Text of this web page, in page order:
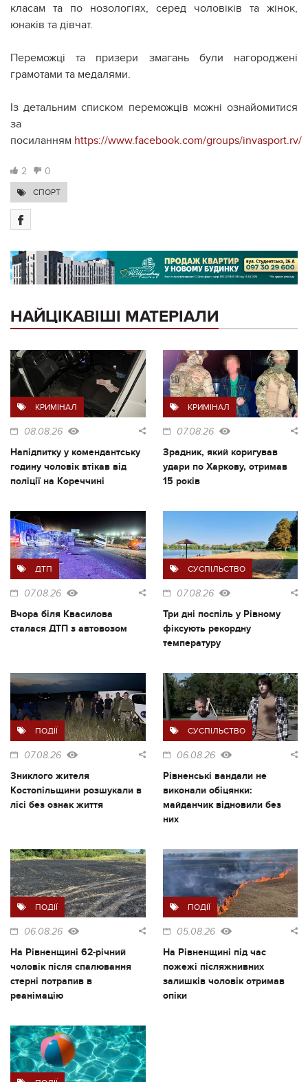
класам та по нозологіях, серед чоловіків та жінок,
юнаків та дівчат.
Переможці та призери змагань були нагороджені
грамотами та медалями.
Із детальним списком переможців можні ознайомитися
за
посиланням https://www.facebook.com/groups/invasport.rv/
2 0
СПОРТ
НАЙЦІКАВІШІ МАТЕРІАЛИ
КРИМІНАЛ
08.08.26
Напідпитку у комендантську
годину чоловік втікав від
поліції на Кореччині
КРИМІНАЛ
07.08.26
Зрадник, який коригував
удари по Харкову, отримав
15 років
ДТП
07.08.26
Вчора біля Квасилова
сталася ДТП з автовозом
СУСПІЛЬСТВО
07.08.26
Три дні поспіль у Рівному
фіксують рекордну
температуру
ПОДІЇ
07.08.26
Зниклого жителя
Костопільщини розшукали в
лісі без ознак життя
СУСПІЛЬСТВО
06.08.26
Рівненські вандали не
виконали обіцянки:
майданчик відновили без
них
ПОДІЇ
06.08.26
На Рівненщині 62-річний
чоловік після спалювання
стерні потрапив в
реанімацію
ПОДІЇ
05.08.26
На Рівненщині під час
пожежі післяжнивних
залишків чоловік отримав
опіки